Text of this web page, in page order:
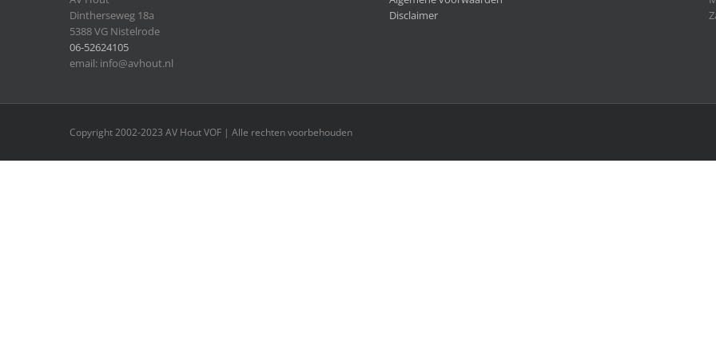
Dintherseweg 18a
5388 VG Nistelrode
06-52624105
email: info@avhout.nl
Disclaimer
Copyright 2002-2023 AV Hout VOF | Alle rechten voorbehouden